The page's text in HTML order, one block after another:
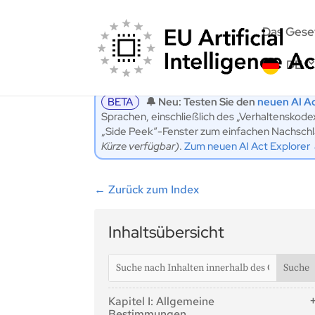
Das
DE
BETA 🔔 Neu: Testen Sie denneuen AI
Sprachen, einschließlich des
„Side Peek“-Fenster zum einfachen
Kürze verfügbar).Zum neuen AI Act Explorer
←Zurück zum Index
Inhaltsübersicht
Kapitel I: Allgemeine